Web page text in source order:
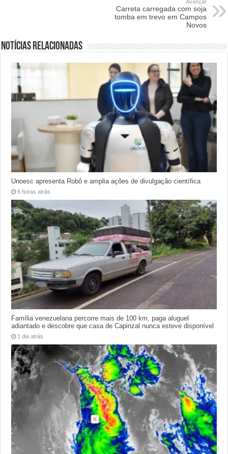
Avançar
Carreta carregada com soja
tomba em trevo em Campos
Novos
Notícias relacionadas
Unoesc apresenta Robô e amplia ações de divulgação científica
6 horas atrás
Família venezuelana percorre mais de 100 km, paga aluguel
adiantado e descobre que casa de Capinzal nunca esteve disponível
1 dia atrás